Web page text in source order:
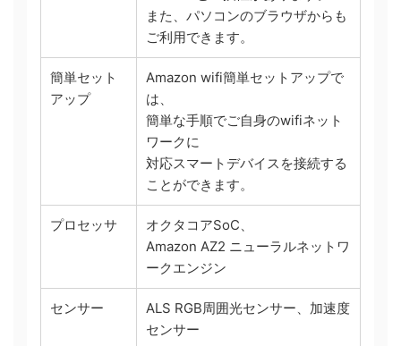
また、パソコンのブラウザからも
ご利用できます。
簡単セット
アップ
Amazon wifi簡単セットアップで
は、
簡単な手順でご自身のwifiネット
ワークに
対応スマートデバイスを接続する
ことができます。
プロセッサ
オクタコアSoC、
Amazon AZ2 ニューラルネットワ
ークエンジン
センサー
ALS RGB周囲光センサー、加速度
センサー